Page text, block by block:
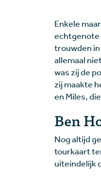
Enkele
echtgenote
trouwden
allemaal
was zij de
zij maakte
en Miles,
Ben
Nog altijd
tourkaart
uiteindelijk